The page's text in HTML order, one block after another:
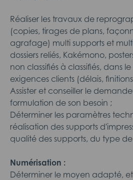
Réaliser les travaux de
(copies, tirages de plans,
agrafage) multi supports et
dossiers reliés, Kakémono,
non classifiés à classifiés, dans
exigences clients (délais,
Assister et conseiller le
formulation de son besoin ;
Déterminer les paramètres
réalisation des supports
qualité des supports, du type
Numérisation :
Déterminer le moyen adapté,